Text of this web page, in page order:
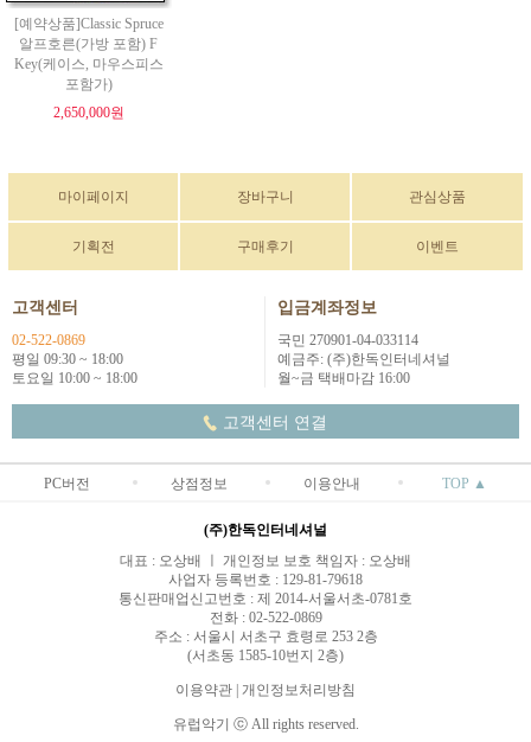
[예약상품]Classic Spruce
알프호른(가방 포함) F
Key(케이스, 마우스피스
포함가)
2,650,000원
마이페이지 장바구니 관심상품
기획전 구매후기 이벤트
고객센터
02-522-0869
평일 09:30 ~ 18:00
토요일 10:00 ~ 18:00
입금계좌정보
국민 270901-04-033114
예금주: (주)한독인터네셔널
월~금 택배마감 16:00
고객센터 연결
PC버전 상점정보 이용안내 TOP ▲
(주)한독인터네셔널
대표 : 오상배 ㅣ 개인정보 보호 책임자 : 오상배
사업자 등록번호 : 129-81-79618
통신판매업신고번호 : 제 2014-서울서초-0781호
전화 : 02-522-0869
주소 : 서울시 서초구 효령로 253 2층
(서초동 1585-10번지 2층)
이용약관 개인정보처리방침
유럽악기 ⓒ All rights reserved.